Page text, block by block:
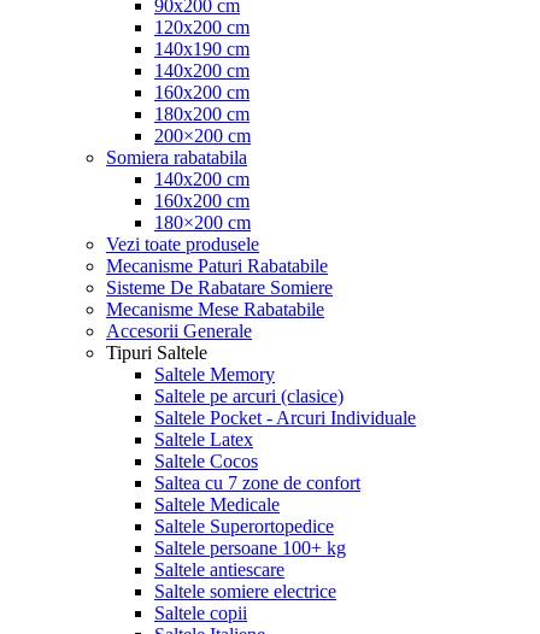
90x200 cm
120x200 cm
140x190 cm
140x200 cm
160x200 cm
180x200 cm
200×200 cm
Somiera rabatabila
140x200 cm
160x200 cm
180×200 cm
Vezi toate produsele
Mecanisme Paturi Rabatabile
Sisteme De Rabatare Somiere
Mecanisme Mese Rabatabile
Accesorii Generale
Tipuri Saltele
Saltele Memory
Saltele pe arcuri (clasice)
Saltele Pocket - Arcuri Individuale
Saltele Latex
Saltele Cocos
Saltea cu 7 zone de confort
Saltele Medicale
Saltele Superortopedice
Saltele persoane 100+ kg
Saltele antiescare
Saltele somiere electrice
Saltele copii